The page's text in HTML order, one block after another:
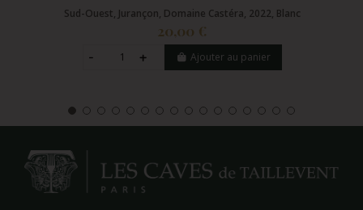
Sud-Ouest, Jurançon, Domaine Castéra, 2022, Blanc
20,00 €
Ajouter au panier